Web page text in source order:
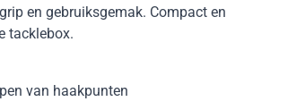
en gebruiksgemak. Compact en
tacklebox.
van haakpunten